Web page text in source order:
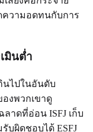
ความอดทนกับการ
มินต่ำ
กินไปในอันดับ
องพวกเขาดู
าดที่อ่อน ISFJ เก็บ
บผิดชอบได้ ESFJ